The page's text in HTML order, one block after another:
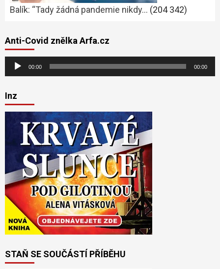
Balík: “Tady žádná pandemie nikdy… (204 342)
Anti-Covid znělka Arfa.cz
Audio
přehrávač
00:00 00:00
Inz
STAŇ SE SOUČÁSTÍ PŘÍBĚHU